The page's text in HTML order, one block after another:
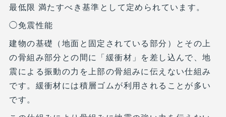
最低限 満たすべき基準として定められています。
◯免震性能
建物の基礎（地面と固定されている部分）とその上
の骨組み部分との間に「緩衝材」を差し込んで、地
震による振動の力を上部の骨組みに伝えない仕組み
です。緩衝材には積層ゴムが利用されることが多い
です。